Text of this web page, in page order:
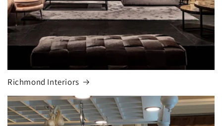
Richmond Interiors